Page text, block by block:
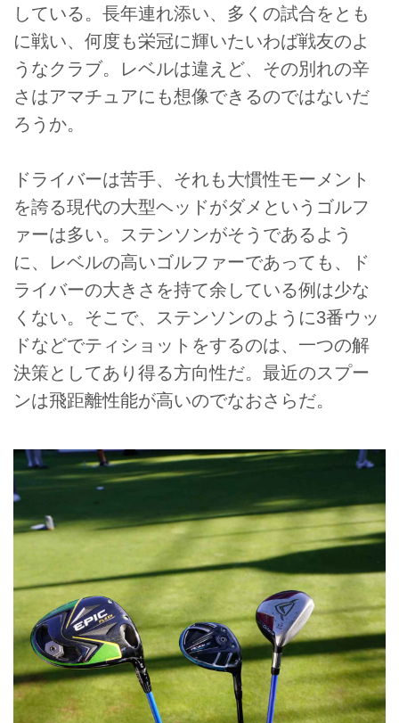
ステンソンが2011年から使い続
けてきたキャロウェイの「ディア
ブロオクテインツアー」の3番ウ
ッドだ。ティショットでドライバ
ーを使わず3番ウッドを多用する
スタイルで、メジャーの勲章まで
している。長年連れ添い、多くの試合をとも
に戦い、何度も栄冠に輝いたいわば戦友のよ
うなクラブ。レベルは違えど、その別れの辛
さはアマチュアにも想像できるのではないだ
ろうか。
ドライバーは苦手、それも大慣性モーメント
を誇る現代の大型ヘッドがダメというゴルフ
ァーは多い。ステンソンがそうであるよう
に、レベルの高いゴルファーであっても、ド
ライバーの大きさを持て余している例は少な
くない。そこで、ステンソンのように3番ウッ
ドなどでティショットをするのは、一つの解
決策としてあり得る方向性だ。最近のスプー
ンは飛距離性能が高いのでなおさらだ。